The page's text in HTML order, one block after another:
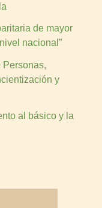
de mayor
nacional”
Personas,
y
al básico y la